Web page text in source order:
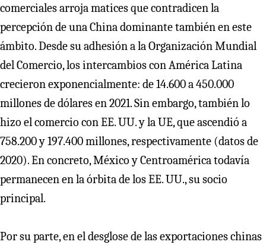
comerciales arroja matices que contradicen la
percepción de una China dominante también en este
ámbito. Desde su adhesión a la Organización Mundial
del Comercio, los intercambios con América Latina
crecieron exponencialmente: de 14.600 a 450.000
millones de dólares en 2021. Sin embargo, también lo
hizo el comercio con EE. UU. y la UE, que ascendió a
758.200 y 197.400 millones, respectivamente (datos de
2020). En concreto, México y Centroamérica todavía
permanecen en la órbita de los EE. UU., su socio
principal.
Por su parte, en el desglose de las exportaciones chinas